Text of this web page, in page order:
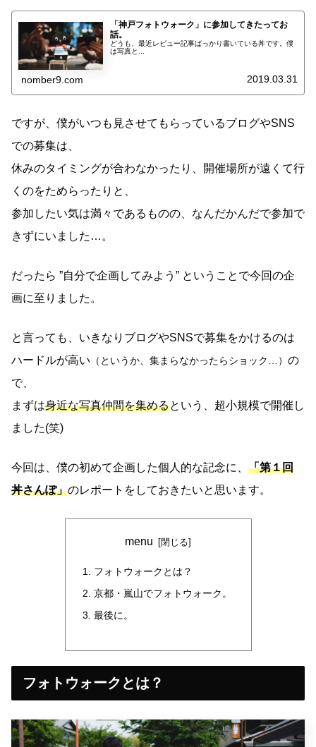
「神戸フォトウォーク」に参加してきたってお
話。
どうも、最近レビュー記事ばっかり書いている丼です。僕
は写真と...
nomber9.com 2019.03.31
ですが、僕がいつも見させてもらっているブログやSNS
での募集は、
休みのタイミングが合わなかったり、開催場所が遠くて行
くのをためらったりと、
参加したい気は満々であるものの、なんだかんだで参加で
きずにいました…。
だったら ”自分で企画してみよう” ということで今回の企
画に至りました。
と言っても、いきなりブログやSNSで募集をかけるのは
ハードルが高い （というか、集まらなかったらショック…） の
で、
まずは身近な写真仲間を集めるという、超小規模で開催し
ました(笑)
今回は、僕の初めて企画した個人的な記念に、 「第１回
丼さんぽ」のレポートをしておきたいと思います。
menu
フォトウォークとは？
京都・嵐山でフォトウォーク。
最後に。
フォトウォークとは？